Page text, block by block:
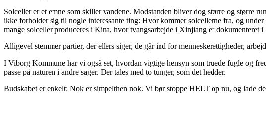
Solceller er et emne som skiller vandene. Modstanden bliver dog større og større
ikke forholder sig til nogle interessante ting: Hvor kommer solcellerne fra, og
mange solceller produceres i Kina, hvor tvangsarbejde i Xinjiang er dokumenteret
Alligevel stemmer partier, der ellers siger, de går ind for menneskerettigheder,
I Viborg Kommune har vi også set, hvordan vigtige hensyn som truede fugle og
passe på naturen i andre sager. Der tales med to tunger, som det hedder.
Budskabet er enkelt: Nok er simpelthen nok. Vi bør stoppe HELT op nu, og lade